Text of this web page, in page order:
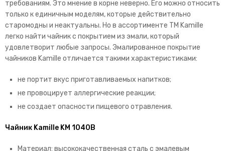
требованиям. Это мнение в корне неверно. Его можно относить
только к единичным моделям, которые действительно
старомодны и неактуальны. Но в ассортименте TM Kamille
легко найти чайник с покрытием из эмали, который
удовлетворит любые запросы. Эмалированное покрытие
чайников Kamille отличается такими характеристиками:
не портит вкус приготавливаемых напитков;
не провоцирует аллергические реакции;
не создает опасности пищевого отравления.
Чайник Kamille KM 1040B
Материал: высококачественная сталь с эмалевым